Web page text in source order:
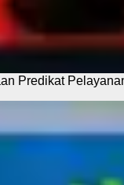
Predikat